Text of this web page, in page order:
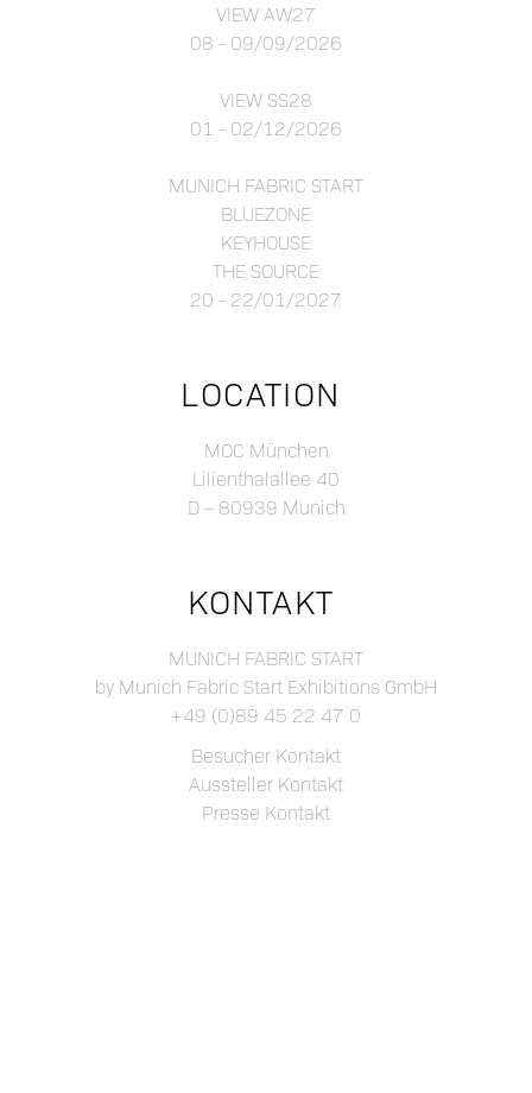
VIEW AW27
08 - 09/09/2026
VIEW SS28
01 - 02/12/2026
MUNICH FABRIC START
BLUEZONE
KEYHOUSE
THE SOURCE
20 - 22/01/2027
LOCATION
MOC München
Lilienthalallee 40
D – 80939 Munich
KONTAKT
MUNICH FABRIC START
by Munich Fabric Start Exhibitions GmbH
+49 (0)89 45 22 47 0
Besucher Kontakt
Aussteller Kontakt
Presse Kontakt